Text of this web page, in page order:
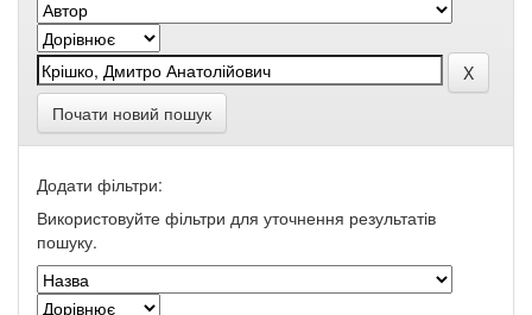
Почати новий пошук
Додати фільтри:
Використовуйте фільтри для уточнення результатів
пошуку.